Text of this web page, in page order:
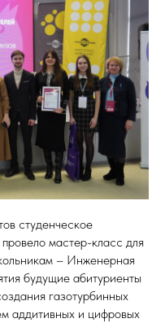
студенческое
мастер-класс для
– Инженерная
будущие абитуриенты
газотурбинных
аддитивных и цифровых